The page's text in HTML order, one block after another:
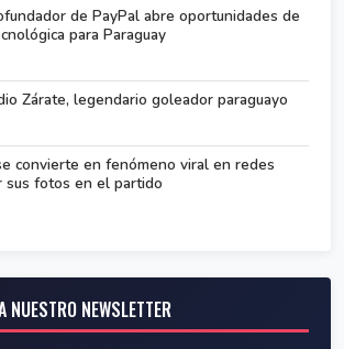
de PayPal abre oportunidades de
para Paraguay
Zárate, legendario goleador paraguayo
convierte en fenómeno viral en redes
sus fotos en el partido
NUESTRO NEWSLETTER